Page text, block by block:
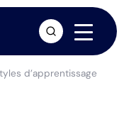
d’apprentissage
arrow_forward